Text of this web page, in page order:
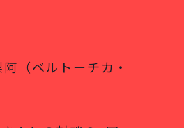
（ベルトーチカ・